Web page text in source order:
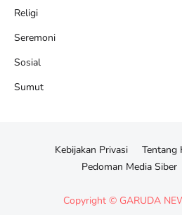
Religi
Seremoni
Sosial
Sumut
Copyright © GARUDA
Kebijakan Privasi Tentang
Pedoman Media Siber